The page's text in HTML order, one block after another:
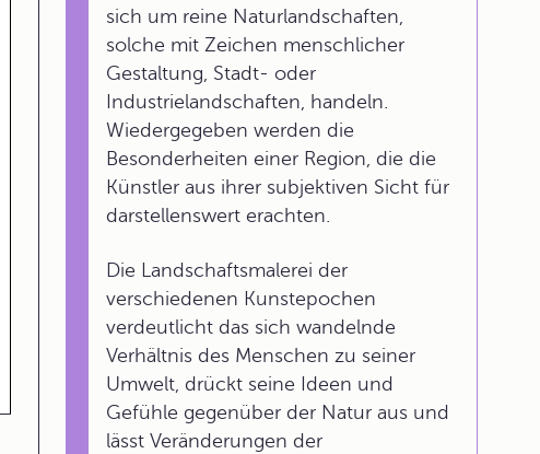
sich um reine Naturlandschaften,
solche mit Zeichen menschlicher
Gestaltung, Stadt- oder
Industrielandschaften, handeln.
Wiedergegeben werden die
Besonderheiten einer Region, die die
Künstler aus ihrer subjektiven Sicht für
darstellenswert erachten.
Die Landschaftsmalerei der
verschiedenen Kunstepochen
verdeutlicht das sich wandelnde
Verhältnis des Menschen zu seiner
Umwelt, drückt seine Ideen und
Gefühle gegenüber der Natur aus und
lässt Veränderungen der